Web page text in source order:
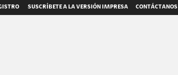
SUSCRÍBETE A LA VERSIÓN IMPRESA CONTÁCTANOS